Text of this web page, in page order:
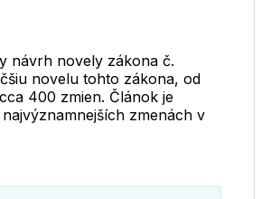
návrh novely zákona č.
novelu tohto zákona, od
400 zmien. Článok je
zmenách v